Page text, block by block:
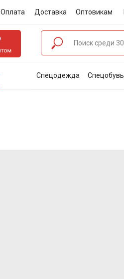
Оплата Доставка Оптовикам
Спецодежда Спецобувь